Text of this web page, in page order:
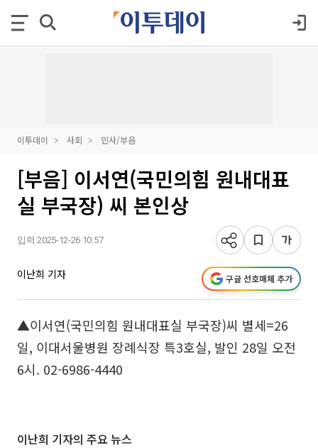
이투데이 사회 인사/부음
[부음] 이서연(국민의힘 원내대표
실 부국장) 씨 본인상
입력 2025-12-26 10:57
이난희 기자 구글 선호매체 추가
▲이서연(국민의힘 원내대표실 부국장)씨 별세=26
일, 이대서울병원 장례식장 특3호실, 발인 28일 오전
6시. 02-6986-4440
이난희 기자의 주요 뉴스